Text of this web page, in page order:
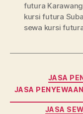
futura Karawang
kursi futura
sewa kursi
JASA
JASA
JASA